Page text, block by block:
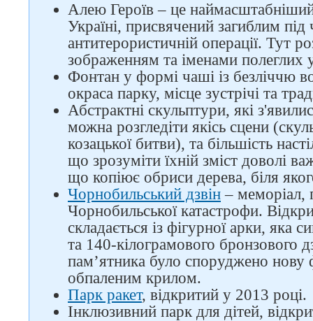
Алею Героїв – це
Україні, присвячений загиблим під
антитерористичній операції. Тут
зображенням та іменами полеглих
Фонтан у формі чаші із безліччю
окраса парку, місце зустрічі та
Абстрактні скульптури, які
можна розгледіти якісь сцени
козацької битви), та більшість
що зрозуміти їхній зміст доволі
що копіює обриси дерева, біля
Чорнобильський дзвін – меморіал,
Чорнобильської катастрофи.
складається із фігурної арки, яка
та 140-кілограмового бронзового
пам’ятника було споруджено нову
обпаленим крилом.
Парк ракет, відкритий у 2013 році.
Інклюзивний парк для дітей,
Слідкуйте за нами в
соцмережах